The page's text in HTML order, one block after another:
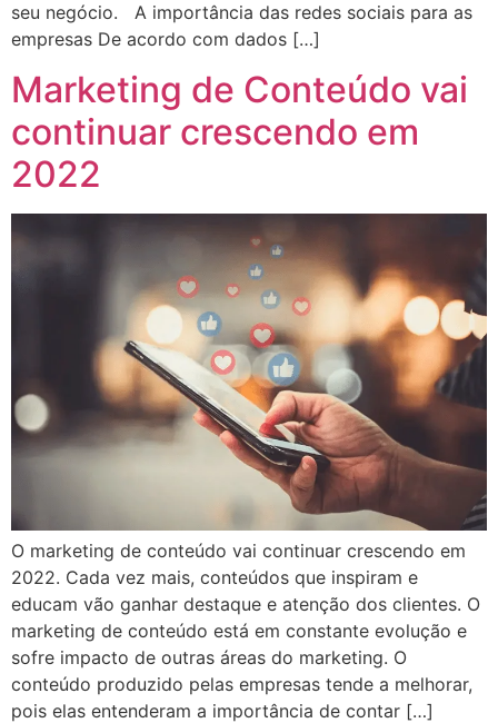
seu negócio. A importância das redes sociais para as
empresas De acordo com dados […]
Marketing de Conteúdo vai
continuar crescendo em
2022
O marketing de conteúdo vai continuar crescendo em
2022. Cada vez mais, conteúdos que inspiram e
educam vão ganhar destaque e atenção dos clientes. O
marketing de conteúdo está em constante evolução e
sofre impacto de outras áreas do marketing. O
conteúdo produzido pelas empresas tende a melhorar,
pois elas entenderam a importância de contar […]